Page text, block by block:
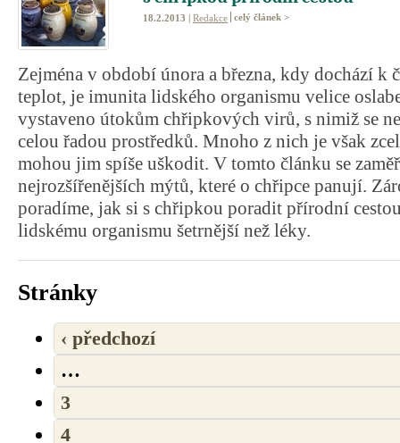
18.2.2013 | Redakce celý článek >
Zejména v období února a března, kdy dochází k
teplot, je imunita lidského organismu velice
vystaveno útokům chřipkových virů, s nimiž se
celou řadou prostředků. Mnoho z nich je však
mohou jim spíše uškodit. V tomto článku se
nejrozšířenějších mýtů, které o chřipce panují.
poradíme, jak si s chřipkou poradit přírodní
lidskému organismu šetrnější než léky.
Stránky
‹ předchozí
…
3
4